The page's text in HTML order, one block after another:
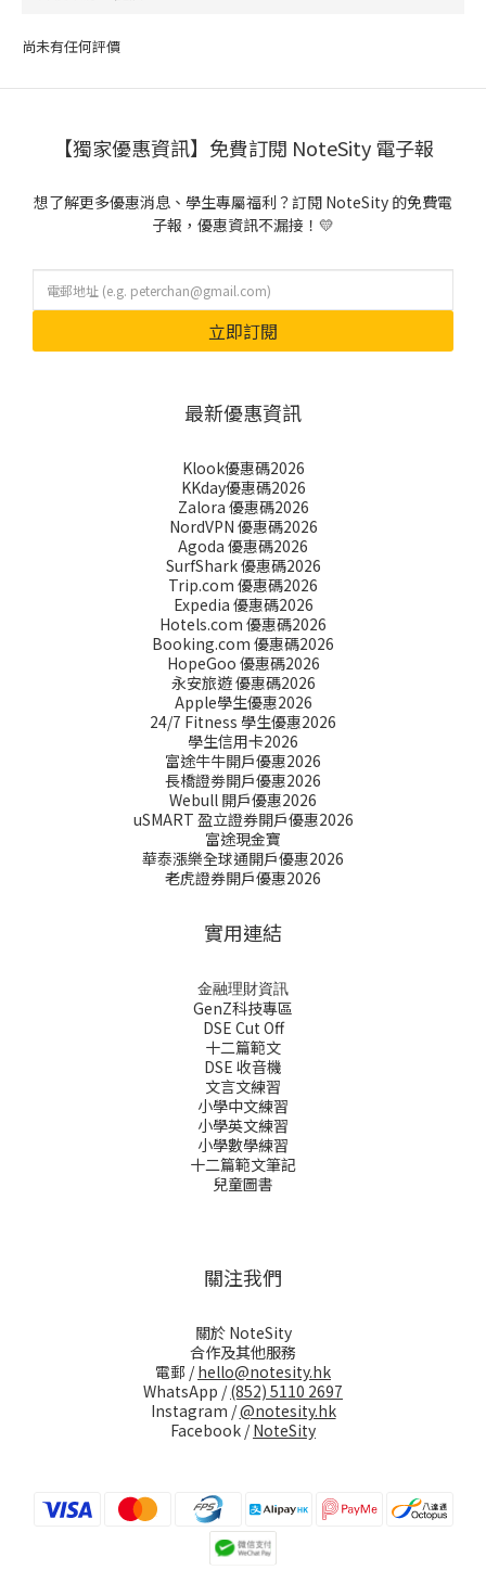
尚未有任何評價
【獨家優惠資訊】免費訂閱 NoteSity 電子報
想了解更多優惠消息、學生專屬福利？訂閱 NoteSity 的免費電
子報，優惠資訊不漏接！💛
立即訂閱
最新優惠資訊
Klook優惠碼2026
KKday優惠碼2026
Zalora 優惠碼2026
NordVPN 優惠碼2026
Agoda 優惠碼2026
SurfShark 優惠碼2026
Trip.com 優惠碼2026
Expedia 優惠碼2026
Hotels.com 優惠碼2026
Booking.com 優惠碼2026
HopeGoo 優惠碼2026
永安旅遊 優惠碼2026
Apple學生優惠2026
24/7 Fitness 學生優惠2026
學生信用卡2026
富途牛牛開戶優惠2026
長橋證劵開戶優惠2026
Webull 開戶優惠2026
uSMART 盈立證券開戶優惠2026
富途現金寶
華泰漲樂全球通開戶優惠2026
老虎證券開戶優惠2026
實用連結
金融理財資訊
GenZ科技專區
DSE Cut Off
十二篇範文
DSE 收音機
文言文練習
小學中文練習
小學英文練習
小學數學練習
十二篇範文筆記
兒童圖書
關注我們
關於 NoteSity
合作及其他服務
電郵 /hello@notesity.hk
WhatsApp /(852) 5110 2697
Instagram /@notesity.hk
Facebook /NoteSity